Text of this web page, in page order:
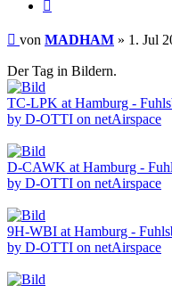
Beitrag
von MADHAM » 1. Jul
Der Tag in Bildern.
TC-LPK at Hamburg -
by D-OTTI on netAirspace
D-CAWK at Hamburg -
by D-OTTI on netAirspace
9H-WBI at Hamburg -
by D-OTTI on netAirspace